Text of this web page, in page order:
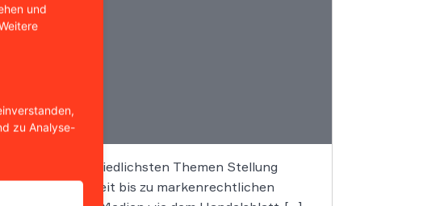
den unterschiedlichsten Themen Stellung
Spezi-Streit bis zu markenrechtlichen
und
zu Analyse-